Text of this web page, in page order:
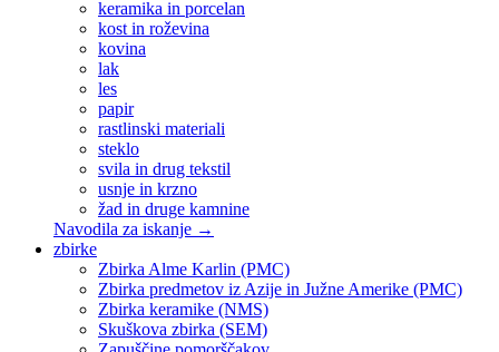
keramika in porcelan
kost in roževina
kovina
lak
les
papir
rastlinski materiali
steklo
svila in drug tekstil
usnje in krzno
žad in druge kamnine
Navodila za iskanje →
zbirke
Zbirka Alme Karlin (PMC)
Zbirka predmetov iz Azije in Južne Amerike (PMC)
Zbirka keramike (NMS)
Skuškova zbirka (SEM)